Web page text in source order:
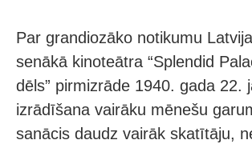
Par grandiozāko notikumu
senākā kinoteātra “Splendid
dēls” pirmizrāde 1940. gada
izrādīšana vairāku mēnešu
sanācis daudz vairāk skatītāju,